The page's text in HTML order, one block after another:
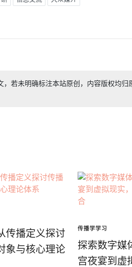
，若未明确标注本站原创，内容版权均
传播定义探讨
象与核心理论
传播学学习
探索数字媒
宫夜宴到虚